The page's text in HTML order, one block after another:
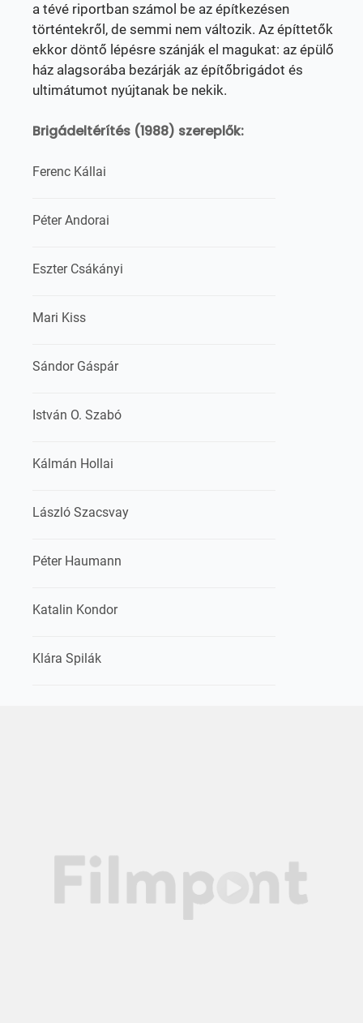
a tévé riportban számol be az építkezésen
történtekről, de semmi nem változik. Az építtetők
ekkor döntő lépésre szánják el magukat: az épülő
ház alagsorába bezárják az építőbrigádot és
ultimátumot nyújtanak be nekik.
Brigádeltérítés (1988) szereplők:
Ferenc Kállai
Péter Andorai
Eszter Csákányi
Mari Kiss
Sándor Gáspár
István O. Szabó
Kálmán Hollai
László Szacsvay
Péter Haumann
Katalin Kondor
Klára Spilák